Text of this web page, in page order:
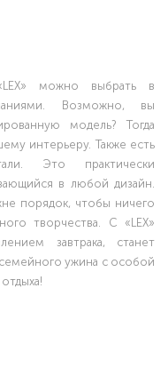
можно выбрать в
Возможно, вы
модель? Тогда
интерьеру. Также есть
Это практически
в любой дизайн.
порядок, чтобы ничего
творчества. С «LEX»
завтрака, станет
ужина с особой